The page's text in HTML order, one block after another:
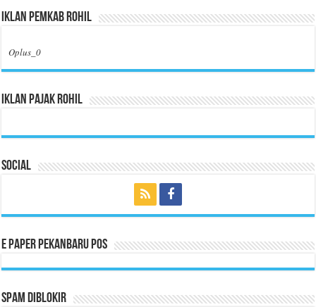
Iklan Pemkab Rohil
Oplus_0
Iklan Pajak Rohil
Social
E Paper Pekanbaru Pos
Spam Diblokir